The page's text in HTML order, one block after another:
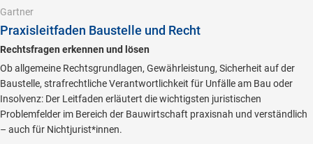
Gartner
Praxisleitfaden Baustelle und Recht
Rechtsfragen erkennen und lösen
Ob allgemeine Rechtsgrundlagen, Gewährleistung, Sicherheit auf der
Baustelle, strafrechtliche Verantwortlichkeit für Unfälle am Bau oder
Insolvenz: Der Leitfaden erläutert die wichtigsten juristischen
Problemfelder im Bereich der Bauwirtschaft praxisnah und verständlich
– auch für Nichtjurist*innen.